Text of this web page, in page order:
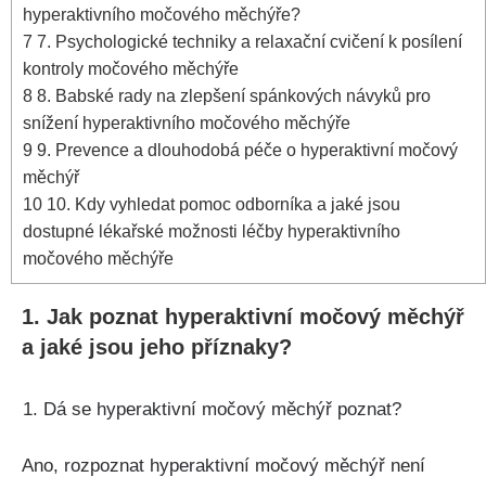
⁣hyperaktivního močového měchýře?
7 7. ⁤Psychologické⁢ techniky a ​relaxační ⁣cvičení k⁤ posílení
kontroly močového měchýře
8 8. Babské rady na zlepšení spánkových návyků pro‍
snížení hyperaktivního ​močového měchýře
9 9. Prevence a ⁣dlouhodobá péče o hyperaktivní močový
měchýř
10 10. ⁣Kdy vyhledat pomoc odborníka​ a ​jaké jsou
dostupné lékařské​ možnosti léčby hyperaktivního‌
močového měchýře
1. Jak poznat‍ hyperaktivní močový měchýř
⁢a​ jaké jsou jeho příznaky?
Dá se‌ hyperaktivní ⁢močový měchýř poznat?‍
Ano, rozpoznat hyperaktivní ‍močový měchýř není​